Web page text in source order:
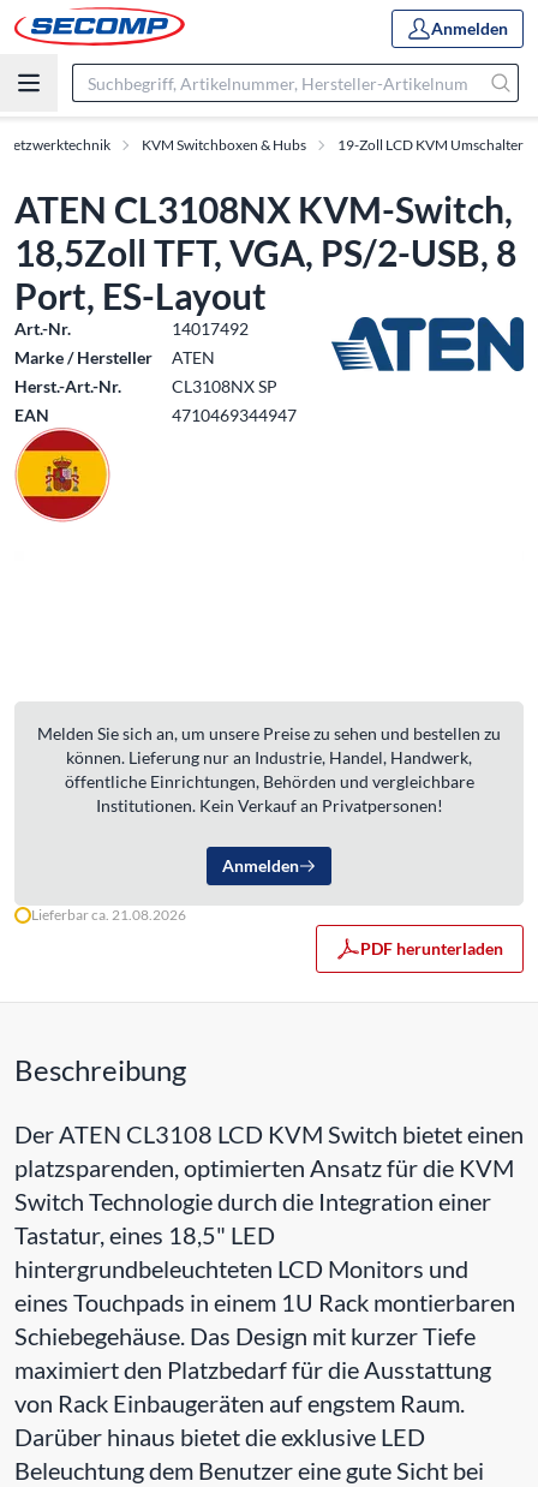
Anmelden
Netzwerktechnik KVM Switchboxen & Hubs 19-Zoll LCD KVM Umschalter
ATEN CL3108NX KVM-Switch,
18,5Zoll TFT, VGA, PS/2-USB, 8
Port, ES-Layout
Art.-Nr.
14017492
Marke / Hersteller
ATEN
Herst.-Art.-Nr.
CL3108NX SP
EAN
4710469344947
Melden Sie sich an, um unsere Preise zu sehen und bestellen zu
können. Lieferung nur an Industrie, Handel, Handwerk,
öffentliche Einrichtungen, Behörden und vergleichbare
Institutionen. Kein Verkauf an Privatpersonen!
Anmelden
Lieferbar ca. 21.08.2026
PDF herunterladen
Beschreibung
Der ATEN CL3108 LCD KVM Switch bietet einen
platzsparenden, optimierten Ansatz für die KVM
Switch Technologie durch die Integration einer
Tastatur, eines 18,5" LED
hintergrundbeleuchteten LCD Monitors und
eines Touchpads in einem 1U Rack montierbaren
Schiebegehäuse. Das Design mit kurzer Tiefe
maximiert den Platzbedarf für die Ausstattung
von Rack Einbaugeräten auf engstem Raum.
Darüber hinaus bietet die exklusive LED
Beleuchtung dem Benutzer eine gute Sicht bei